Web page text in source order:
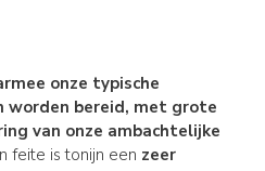
onze typische
worden bereid, met grote
van onze ambachtelijke
feite is tonijn een zeer